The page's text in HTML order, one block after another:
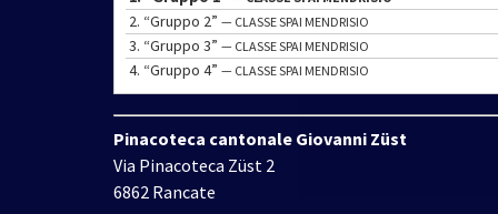
2. “Gruppo 2” — CLASSE SPAI MENDRISIO
3. “Gruppo 3” — CLASSE SPAI MENDRISIO
4. “Gruppo 4” — CLASSE SPAI MENDRISIO
Pinacoteca cantonale Giovanni Züst
Via Pinacoteca Züst 2
6862 Rancate